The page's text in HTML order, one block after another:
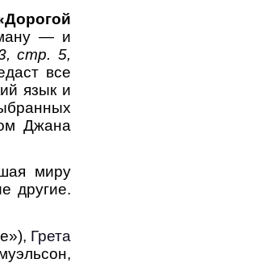
— и
стр. 5,
все
язык и
Джана
миру
другие.
Грета